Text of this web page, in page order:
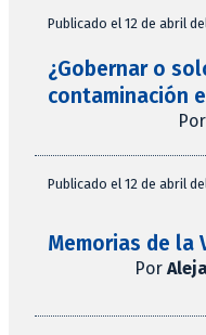
Publicado el 12 de abril
¿Gobernar o
contaminación
Por
Publicado el 12 de abril
Memorias de la
Por